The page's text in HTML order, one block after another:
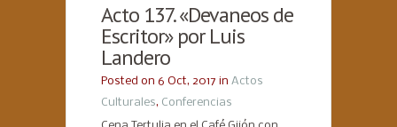
Acto 137. «Devaneos de
Escritor» por Luis
Landero
Posted on 6 Oct, 2017 in Actos
Culturales, Conferencias